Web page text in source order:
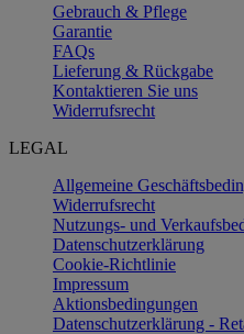
Gebrauch & Pflege
Garantie
FAQs
Lieferung & Rückgabe
Kontaktieren Sie uns
Widerrufsrecht
LEGAL
Allgemeine
Widerrufsrecht
Nutzungs- und
Datenschutzerklärung
Cookie-Richtlinie
Impressum
Aktionsbedingungen
Datenschutzerklärung -